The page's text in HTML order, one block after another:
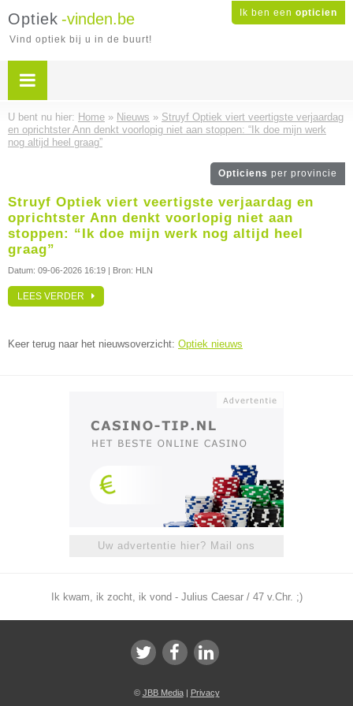
Ik ben een opticien
Optiek -vinden.be
Vind optiek bij u in de buurt!
U bent nu hier: Home » Nieuws » Struyf Optiek viert veertigste verjaardag
en oprichtster Ann denkt voorlopig niet aan stoppen: “Ik doe mijn werk
nog altijd heel graag”
Opticiens per provincie
Struyf Optiek viert veertigste verjaardag en
oprichtster Ann denkt voorlopig niet aan
stoppen: “Ik doe mijn werk nog altijd heel
graag”
Datum: 09-06-2026 16:19 | Bron: HLN
LEES VERDER
Keer terug naar het nieuwsoverzicht: Optiek nieuws
Uw advertentie hier? Mail ons
Ik kwam, ik zocht, ik vond - Julius Caesar / 47 v.Chr. ;)
© JBB Media| Privacy